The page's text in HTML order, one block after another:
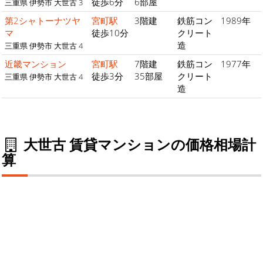
三重県 伊勢市 大世古 3
第2シャトーナツヤ
マ
三重県 伊勢市 大世古 4
宮町駅
徒歩10分
3階建
鉄筋コン
クリート
造
1989年
近畿マンション
三重県 伊勢市 大世古 4
宮町駅
徒歩3分
7階建
35部屋
鉄筋コン
クリート
造
1977年
大世古 賃貸マンションの価格相場計
算